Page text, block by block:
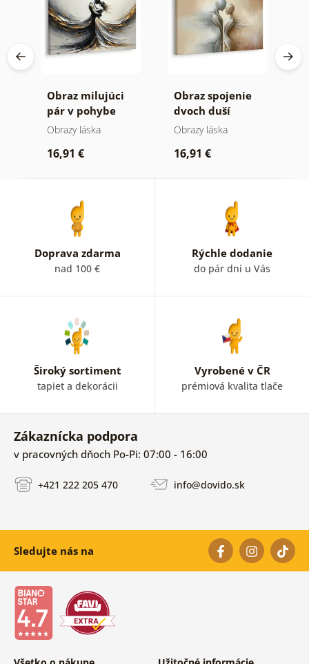
Obraz milujúci
pár v pohybe
Obrazy láska
16,91 €
Obraz spojenie
dvoch duší
Obrazy láska
16,91 €
Doprava zdarma
nad 100 €
Rýchle dodanie
do pár dní u Vás
Široký sortiment
tapiet a dekorácii
Vyrobené v ČR
prémiová kvalita tlače
Zákaznícka podpora
v pracovných dňoch Po-Pi: 07:00 - 16:00
+421 222 205 470 info@dovido.sk
Sledujte nás na